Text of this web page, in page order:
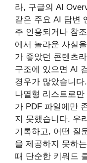
라, 구글의 AI
같은 주요 AI 답변
주 인용되거나 참
에서 놀라운 사실
가 좋았던 콘텐츠
구조에 있으면 AI
경우가 많았습니
나열형 리스트로
가 PDF 파일에만
지 못했습니다. 우
기록하고, 어떤 질
을 제공하지 못하
때 단순한 키워드